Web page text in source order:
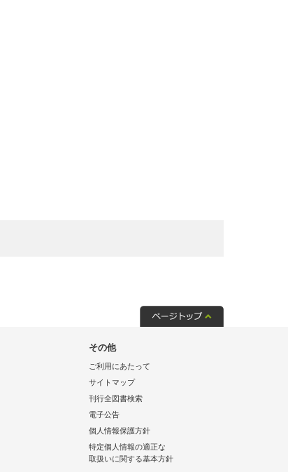
その他
ご利用にあたって
サイトマップ
刊行全図書検索
電子公告
個人情報保護方針
特定個人情報の適正な
取扱いに関する基本方針